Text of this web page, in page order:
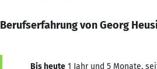
Berufserfahrung von Georg
Bis heute 1 Jahr und 5 Monate,